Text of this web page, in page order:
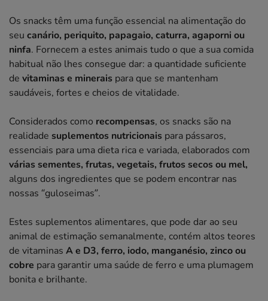
Os snacks têm uma função essencial na alimentação do
seu canário, periquito, papagaio, caturra, agaporni ou
ninfa. Fornecem a estes animais tudo o que a sua comida
habitual não lhes consegue dar: a quantidade suficiente
de vitaminas e minerais para que se mantenham
saudáveis, fortes e cheios de vitalidade.
Considerados como recompensas, os snacks são na
realidade suplementos nutricionais para pássaros,
essenciais para uma dieta rica e variada, elaborados com
várias sementes, frutas, vegetais, frutos secos ou mel,
alguns dos ingredientes que se podem encontrar nas
nossas “guloseimas”.
Estes suplementos alimentares, que pode dar ao seu
animal de estimação semanalmente, contém altos teores
de vitaminas A e D3, ferro, iodo, manganésio, zinco ou
cobre para garantir uma saúde de ferro e uma plumagem
bonita e brilhante.